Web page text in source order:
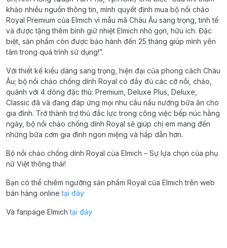
khảo nhiều nguồn thông tin, mình quyết định mua bộ nồi chảo
Royal Premium của Elmich vì mẫu mã Châu Âu sang trọng, tinh tế
và được tặng thêm bình giữ nhiệt Elmich nhỏ gọn, hữu ích. Đặc
biệt, sản phẩm còn được bảo hành đến 25 tháng giúp mình yên
tâm trong quá trình sử dụng!”.
Với thiết kế kiểu dáng sang trọng, hiện đại của phong cách Châu
Âu; bộ nồi chảo chống dính Royal có đầy đủ các cỡ nồi, chảo,
quánh với 4 dòng đặc thù: Premium, Deluxe Plus, Deluxe,
Classic đã và đang đáp ứng mọi nhu cầu nấu nướng bữa ăn cho
gia đình. Trở thành trợ thủ đắc lực trong công việc bếp núc hằng
ngày, bộ nồi chảo chống dính Royal sẽ giúp chị em mang đến
những bữa cơm gia đình ngon miệng và hấp dẫn hơn.
Bộ nồi chảo chống dính Royal của Elmich – Sự lựa chọn của phụ
nữ Việt thông thái!
Bạn có thể chiêm ngưỡng sản phẩm Royal của Elmich trên web
bán hàng onlinetại đây
Và fanpage Elmichtại đây